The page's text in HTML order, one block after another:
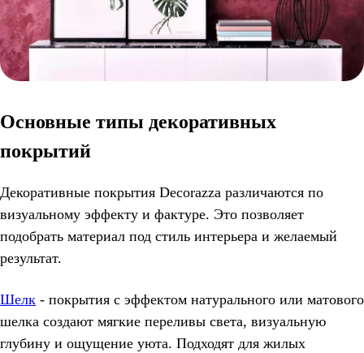
Основные типы декоративных
покрытий
Декоративные покрытия Decorazza различаются по
визуальному эффекту и фактуре. Это позволяет
подобрать материал под стиль интерьера и желаемый
результат.
Шелк - покрытия с эффектом натурального или матового
шелка создают мягкие переливы света, визуальную
глубину и ощущение уюта. Подходят для жилых